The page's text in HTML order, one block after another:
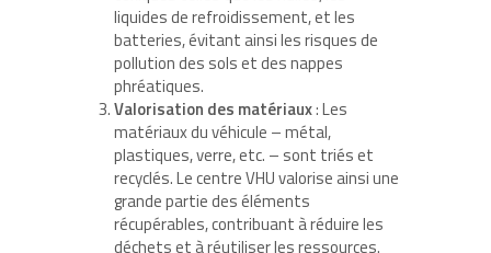
liquides de refroidissement, et les
batteries, évitant ainsi les risques de
pollution des sols et des nappes
phréatiques.
Valorisation des matériaux: Les
matériaux du véhicule – métal,
plastiques, verre, etc. – sont triés et
recyclés. Le centre VHU valorise ainsi une
grande partie des éléments
récupérables, contribuant à réduire les
déchets et à réutiliser les ressources.